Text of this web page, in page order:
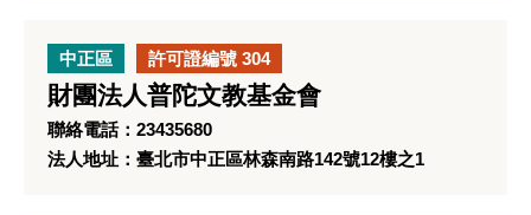
中正區 許可證編號 304
財團法人普陀文教基金會
聯絡電話：23435680
法人地址：臺北市中正區林森南路142號12樓之1